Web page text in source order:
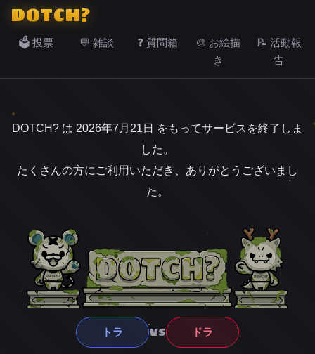
DOTCH?
🗳️ 投票 💬 雑談 ❓ 質問箱
🎨 お絵描
き
📝 活動報
告
DOTCH? は 2026年7月21日 をもってサービスを終了しま
した。
たくさんの方にご利用いただき、ありがとうございまし
た。
トラ VS ドラ